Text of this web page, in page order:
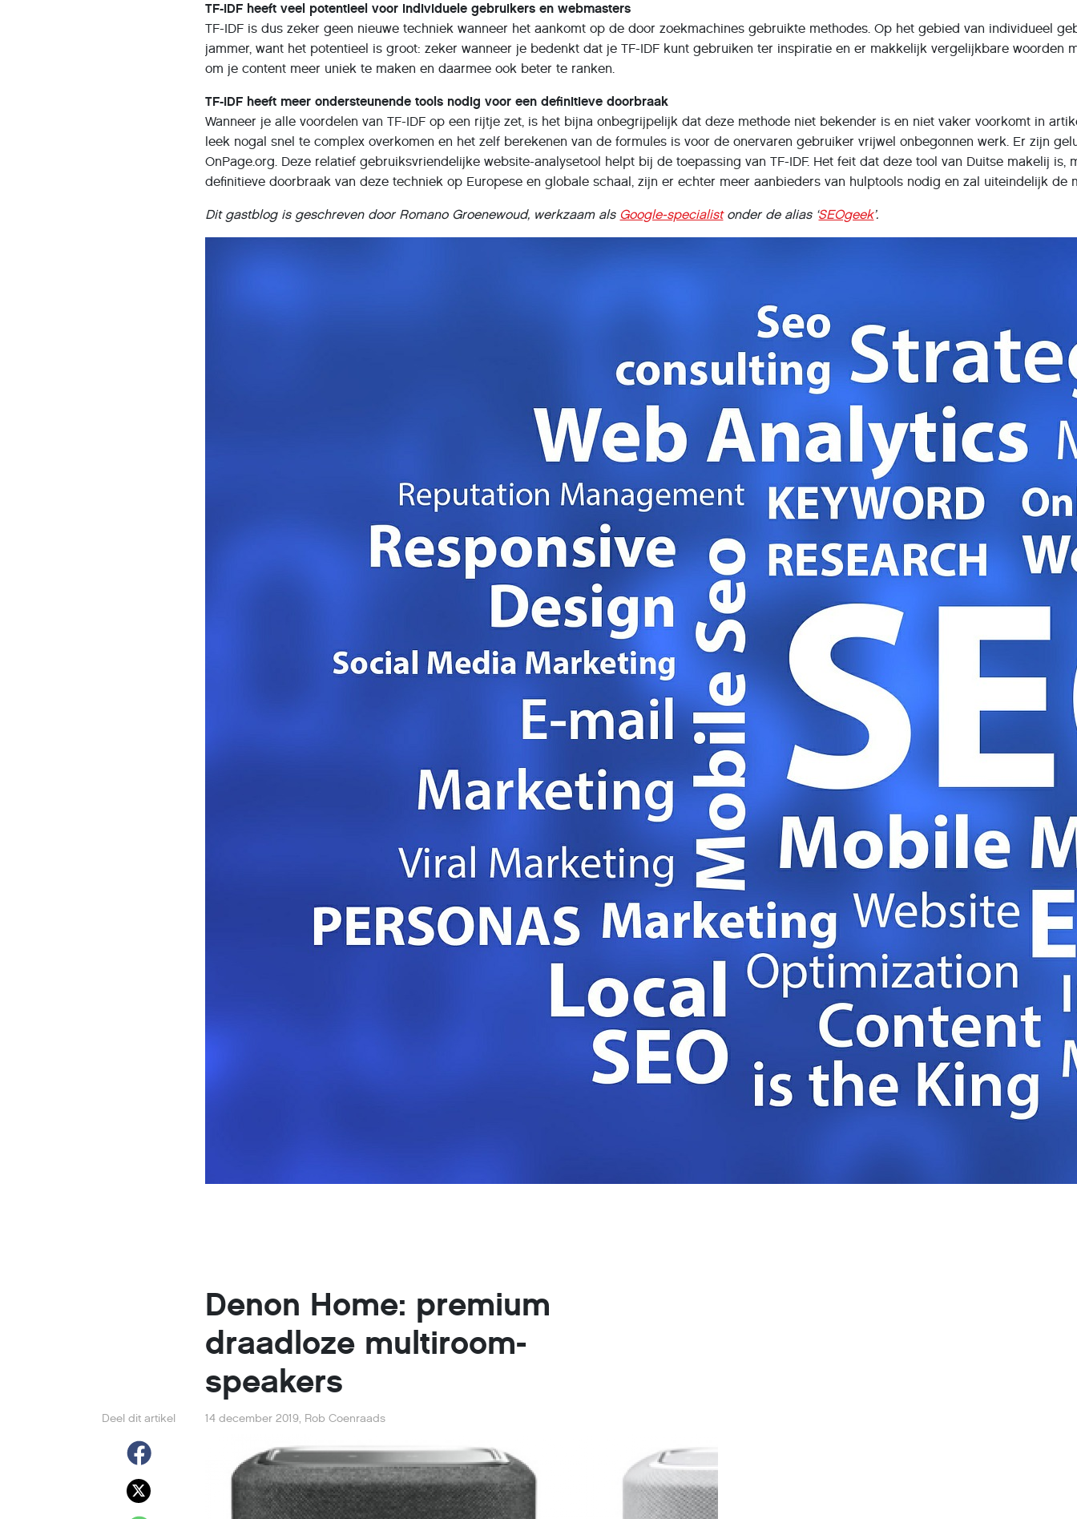
TF-IDF heeft veel potentieel voor individuele gebruikers en webmasters
TF-IDF is dus zeker geen nieuwe techniek wanneer het aankomt op de door zoekmachines gebruikte methodes. Op het gebied van
jammer, want het potentieel is groot: zeker wanneer je bedenkt dat je TF-IDF kunt gebruiken ter inspiratie en er makkelijk vergelijkbare
om je content meer uniek te maken en daarmee ook beter te ranken.
TF-IDF heeft meer ondersteunende tools nodig voor een definitieve doorbraak
Wanneer je alle voordelen van TF-IDF op een rijtje zet, is het bijna onbegrijpelijk dat deze methode niet bekender is en niet vaker voorkomt in
leek nogal snel te complex overkomen en het zelf berekenen van de formules is voor de onervaren gebruiker vrijwel onbegonnen werk. Er zijn
OnPage.org. Deze relatief gebruiksvriendelijke website-analysetool helpt bij de toepassing van TF-IDF. Het feit dat deze tool van Duitse makelij
definitieve doorbraak van deze techniek op Europese en globale schaal, zijn er echter meer aanbieders van hulptools nodig en zal uiteindelijk
Dit gastblog is geschreven door Romano Groenewoud, werkzaam als Google-specialistonder de alias ‘SEOgeek’.
Denon Home: premium
draadloze multiroom-
speakers
Deel dit artikel 14 december 2019, Rob Coenraads